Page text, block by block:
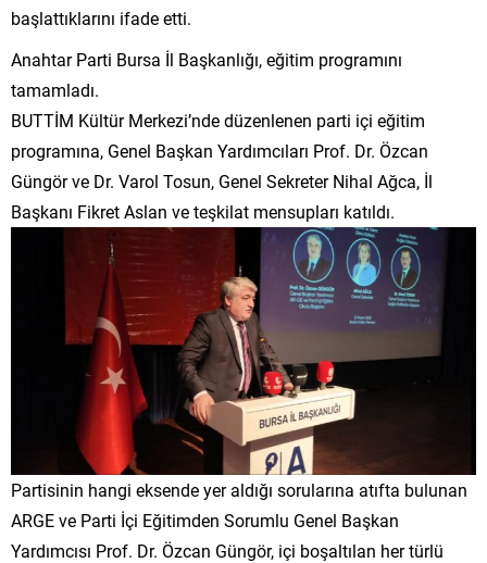
başlattıklarını ifade etti.
Anahtar Parti Bursa İl Başkanlığı, eğitim programını
tamamladı.
BUTTİM Kültür Merkezi’nde düzenlenen parti içi eğitim
programına, Genel Başkan Yardımcıları Prof. Dr. Özcan
Güngör ve Dr. Varol Tosun, Genel Sekreter Nihal Ağca, İl
Başkanı Fikret Aslan ve teşkilat mensupları katıldı.
Partisinin hangi eksende yer aldığı sorularına atıfta bulunan
ARGE ve Parti İçi Eğitimden Sorumlu Genel Başkan
Yardımcısı Prof. Dr. Özcan Güngör, içi boşaltılan her türlü